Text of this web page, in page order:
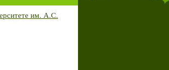
им. А.С.